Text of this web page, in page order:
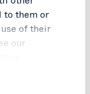
to them or
of their
our la